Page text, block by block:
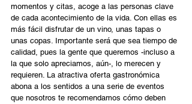
momentos y citas, acoge a las personas clave
de cada acontecimiento de la vida. Con ellas es
más fácil disfrutar de un vino, unas tapas o
unas copas. Importante será que sea tiempo de
calidad, pues la gente que queremos -incluso a
la que solo apreciamos, aún-, lo merecen y
requieren. La atractiva oferta gastronómica
abona a los sentidos a una serie de eventos
que nosotros te recomendamos cómo deben